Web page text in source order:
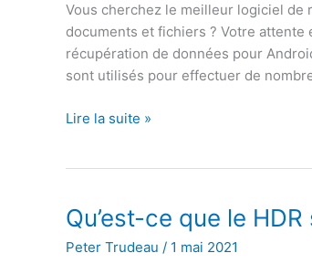
Web
et
applications)
Vous cherchez le meilleur logiciel de
documents et fichiers ? Votre
récupération de données pour
sont utilisés pour effectuer de
Meilleur
de
données
Android
Lire la suite »
Qu’est-ce que le
Peter Trudeau / 1 mai 2021